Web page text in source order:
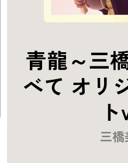
青龍～三
べて オリ
三